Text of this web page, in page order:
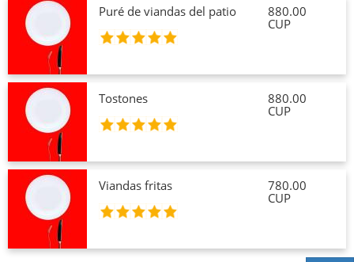
Puré de viandas del patio
880.00
CUP
Tostones
880.00
CUP
Viandas fritas
780.00
CUP